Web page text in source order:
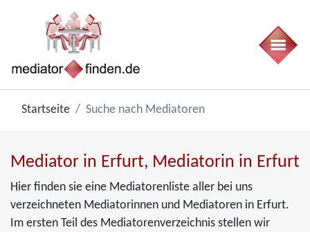
Startseite Suche nach Mediatoren
Mediator in Erfurt, Mediatorin in Erfurt
Hier finden sie eine Mediatorenliste aller bei uns
verzeichneten Mediatorinnen und Mediatoren in Erfurt.
Im ersten Teil des Mediatorenverzeichnis stellen wir